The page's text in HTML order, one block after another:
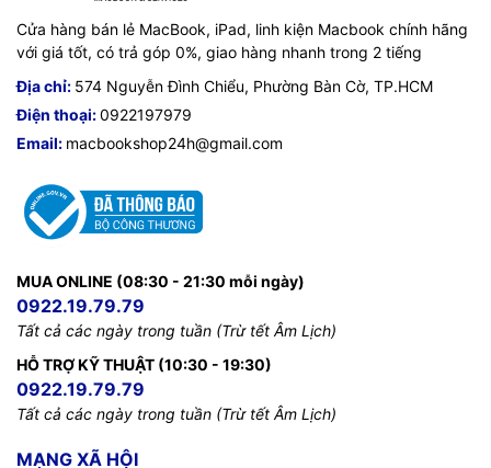
Cửa hàng bán lẻ MacBook, iPad, linh kiện Macbook chính hãng
với giá tốt, có trả góp 0%, giao hàng nhanh trong 2 tiếng
Địa chỉ: 574 Nguyễn Đình Chiểu, Phường Bàn Cờ, TP.HCM
Điện thoại:0922197979
Email: macbookshop24h@gmail.com
MUA ONLINE (08:30 - 21:30 mỗi ngày)
0922.19.79.79
Tất cả các ngày trong tuần (Trừ tết Âm Lịch)
HỖ TRỢ KỸ THUẬT (10:30 - 19:30)
0922.19.79.79
Tất cả các ngày trong tuần (Trừ tết Âm Lịch)
MẠNG XÃ HỘI